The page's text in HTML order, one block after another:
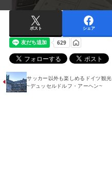
ポスト シェア
サッカー以外も楽しめるドイツ観光
~デュッセルドルフ・アーヘン~